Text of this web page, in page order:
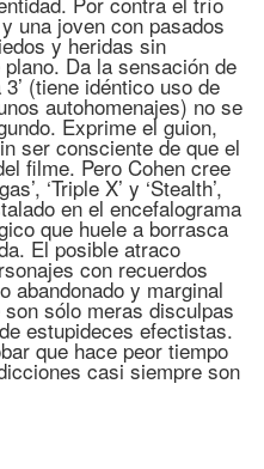
una joven con pasados
y heridas sin
Da la sensación de
(tiene idéntico uso de
autohomenajes) no se
Exprime el guion,
ser consciente de que el
filme. Pero Cohen cree
‘Triple X’ y ‘Stealth’,
en el encefalograma
que huele a borrasca
El posible atraco
con recuerdos
abandonado y marginal
sólo meras disculpas
estupideces efectistas.
que hace peor tiempo
casi siempre son